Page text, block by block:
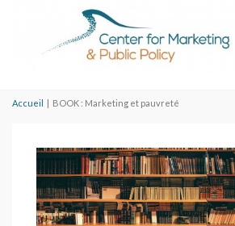
Accueil | BOOK : Marketing et pauvreté